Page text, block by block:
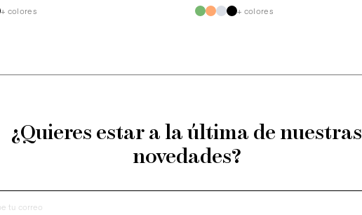
+ colores
+ colores
¿Quieres estar a la última de nuestras
novedades?